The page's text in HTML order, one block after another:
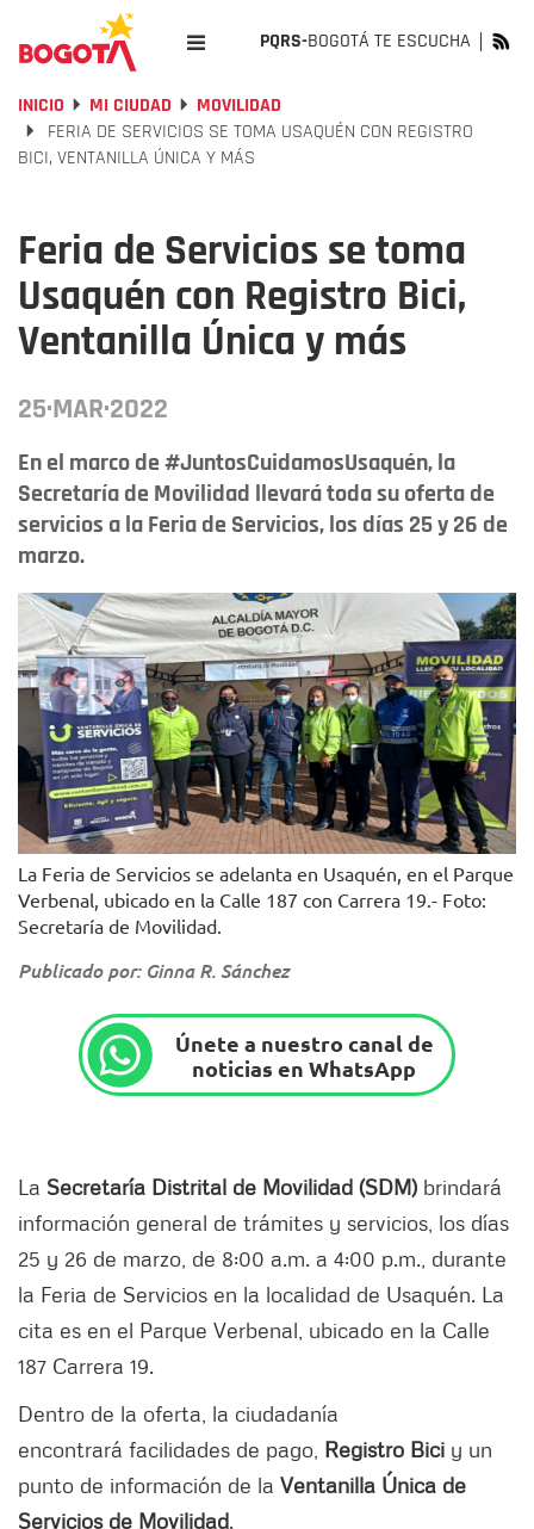
PQRS-BOGOTÁ TE ESCUCHA
INICIO MI CIUDAD
MOVILIDAD
FERIA DE SERVICIOS SE TOMA USAQUÉN CON REGISTRO
BICI, VENTANILLA ÚNICA Y MÁS
Feria de Servicios se toma
Usaquén con Registro Bici,
Ventanilla Única y más
25·MAR·2022
En el marco de #JuntosCuidamosUsaquén, la
Secretaría de Movilidad llevará toda su oferta de
servicios a la Feria de Servicios, los días 25 y 26 de
marzo.
La Feria de Servicios se adelanta en Usaquén, en el Parque
Verbenal, ubicado en la Calle 187 con Carrera 19.- Foto:
Secretaría de Movilidad.
Publicado por: Ginna R. Sánchez
Únete a nuestro canal de
noticias en WhatsApp
La Secretaría Distrital de Movilidad (SDM) brindará
información general de trámites y servicios, los días
25 y 26 de marzo, de 8:00 a.m. a 4:00 p.m., durante
la Feria de Servicios en la localidad de Usaquén. La
cita es en el Parque Verbenal, ubicado en la Calle
187 Carrera 19.
Dentro de la oferta, la ciudadanía
encontrará facilidades de pago, Registro Bici y un
punto de información de la Ventanilla Única de
Servicios de Movilidad.